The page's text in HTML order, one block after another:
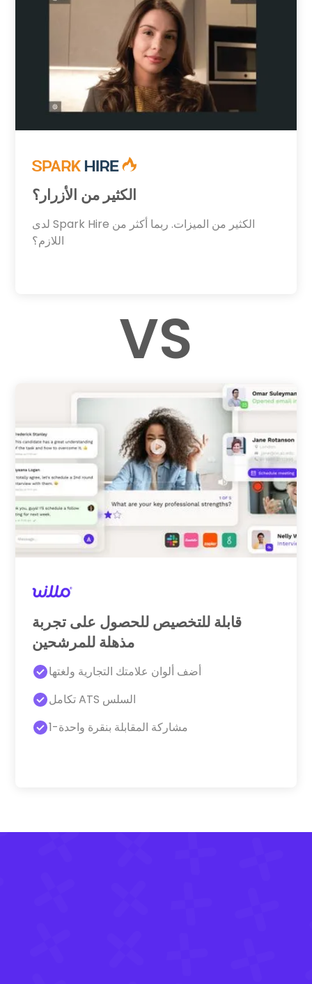
الكثير من الأزرار؟
لدى Spark Hire الكثير من الميزات. ربما أكثر من
اللازم؟
VS
قابلة للتخصيص للحصول على تجربة
مذهلة للمرشحين
أضف ألوان علامتك التجارية ولغتها
تكامل ATS السلس
1-مشاركة المقابلة بنقرة واحدة